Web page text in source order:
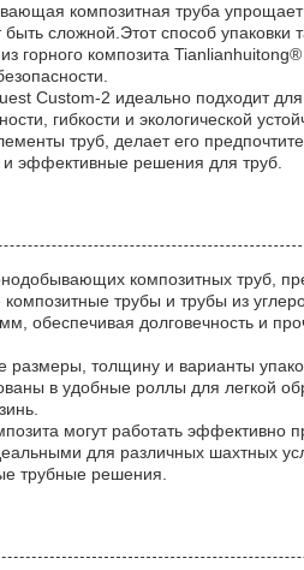
композитная труба упрощает
сложной.Этот способ упаковки
горного композита
Custom-2 идеально подходит
гибкости и экологической
труб, делает его
эффективные решения для труб.
композитных труб,
трубы и трубы из
обеспечивая долговечность и
размеры, толщину и варианты
в удобные роллы для легкой
могут работать эффективно
для различных шахтных
трубные решения.